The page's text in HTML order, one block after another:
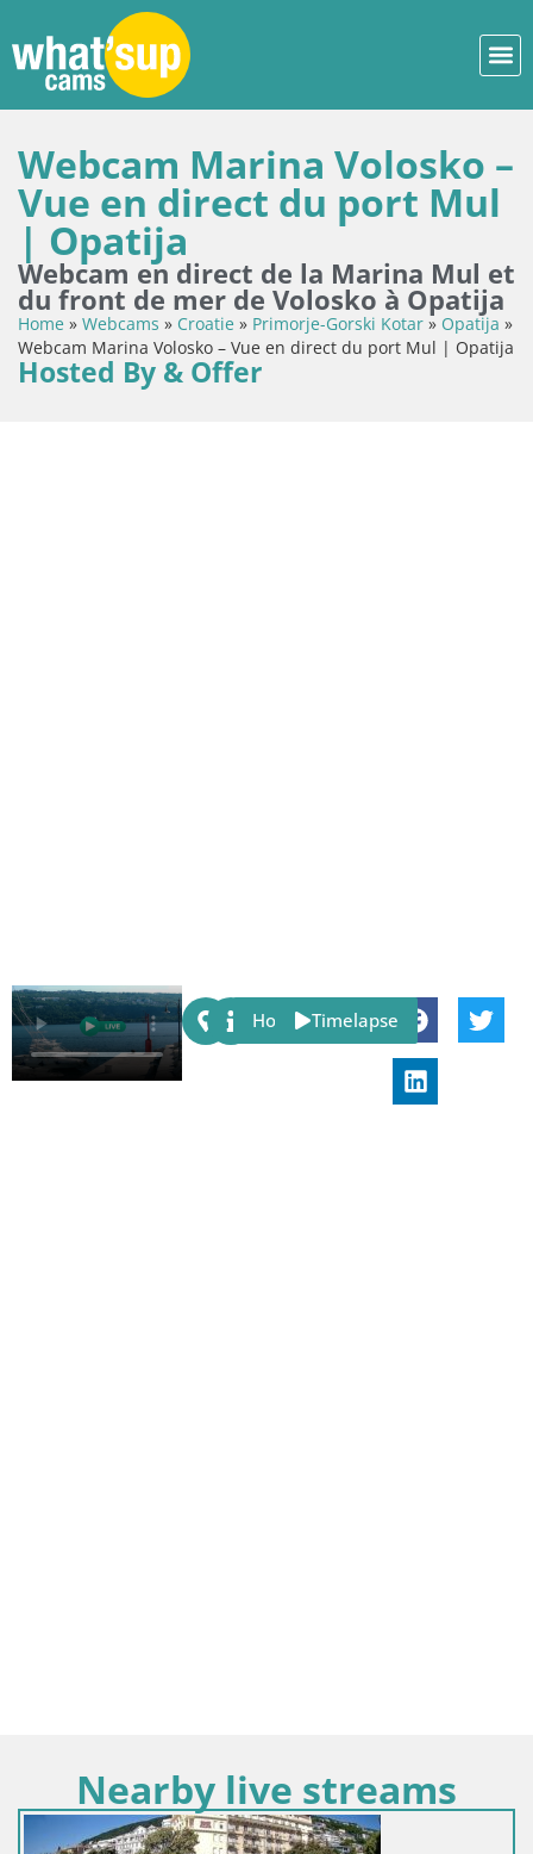
Webcam Marina Volosko –
Vue en direct du port Mul
| Opatija
Webcam en direct de la Marina Mul et
du front de mer de Volosko à Opatija
Home » Webcams » Croatie » Primorje-Gorski Kotar » Opatija »
Webcam Marina Volosko – Vue en direct du port Mul | Opatija
Hosted By & Offer
Share:
Host Timelapse
Nearby live streams